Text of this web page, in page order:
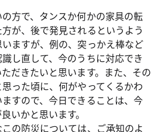
方で、タンスか何かの家具の転
が、後で発見されるというよう
ますが、例の、突っかえ棒など
し直して、今のうちに対応でき
だきたいと思います。また、その
った頃に、何がやってくるかわ
すので、今日できることは、今
いかと思います。
の防災については、ご承知のよ